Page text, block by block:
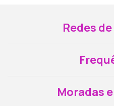
Redes
Moradas